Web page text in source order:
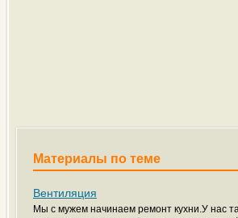
Материалы по теме
Вентиляция
Мы с мужем начинаем ремонт кухни.У нас